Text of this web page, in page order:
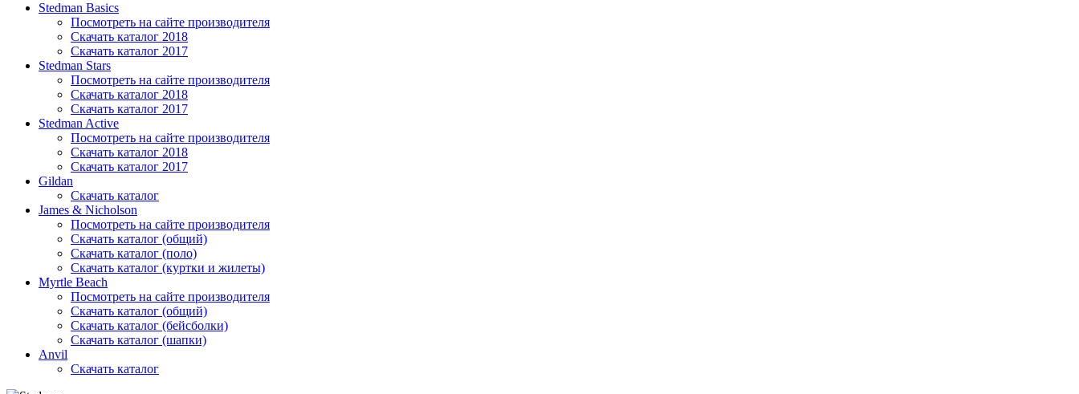
Stedman Basics
Посмотреть на сайте производителя
Скачать каталог 2018
Скачать каталог 2017
Stedman Stars
Посмотреть на сайте производителя
Скачать каталог 2018
Скачать каталог 2017
Stedman Active
Посмотреть на сайте производителя
Скачать каталог 2018
Скачать каталог 2017
Gildan
Скачать каталог
James & Nicholson
Посмотреть на сайте производителя
Скачать каталог (общий)
Скачать каталог (поло)
Скачать каталог (куртки и жилеты)
Myrtle Beach
Посмотреть на сайте производителя
Скачать каталог (общий)
Скачать каталог (бейсболки)
Скачать каталог (шапки)
Anvil
Скачать каталог